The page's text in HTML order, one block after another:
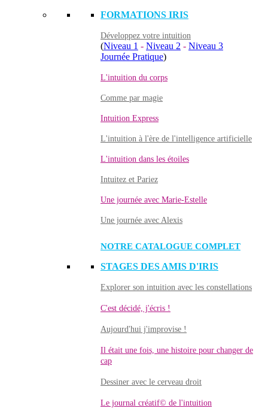
FORMATIONS IRIS
Développez votre intuition
(Niveau 1 - Niveau 2 - Niveau 3
Journée Pratique)
L'intuition du corps
Comme par magie
Intuition Express
L'intuition à l'ère de l'intelligence artificielle
L'intuition dans les étoiles
Intuitez et Pariez
Une journée avec Marie-Estelle
Une journée avec Alexis
NOTRE CATALOGUE COMPLET
STAGES DES AMIS D'IRIS
Explorer son intuition avec les constellations
C'est décidé, j'écris !
Aujourd'hui j'improvise !
Il était une fois, une histoire pour changer de
cap
Dessiner avec le cerveau droit
Le journal créatif© de l'intuition